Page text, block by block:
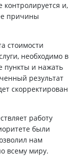
контролируется и,
причины
стоимости
необходимо в
пункты и нажать
результат
скорректирован
работу
были
нам
всему миру.